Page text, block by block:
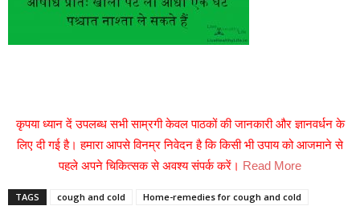
कृपया ध्यान दें उपलब्ध सभी साम्रगी केवल पाठकों की जानकारी और ज्ञानवर्धन के
लिए दी गई है। हमारा आपसे विनम्र निवेदन है कि किसी भी उपाय को आजमाने से
पहले अपने चिकित्सक से अवश्य संपर्क करें। Read More
TAGS cough and cold Home-remedies for cough and cold